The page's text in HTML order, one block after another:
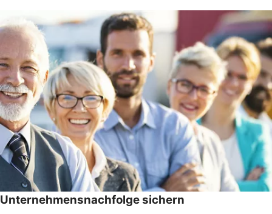
Unternehmensnachfolge sichern